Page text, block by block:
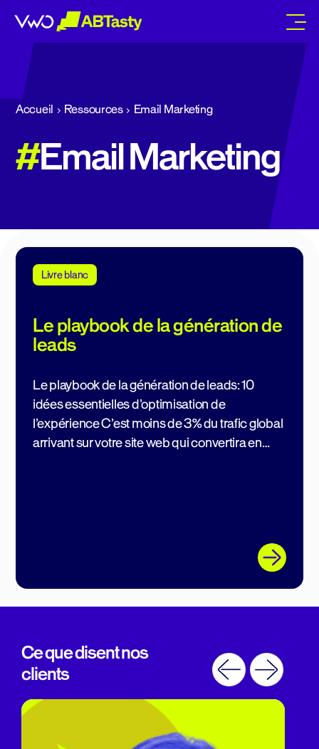
abtasty
Accueil Ressources Email Marketing
#Email Marketing
Livre blanc
Le playbook de la génération de
leads
Le playbook de la génération de leads: 10
idées essentielles d’optimisation de
l’expérience C’est moins de 3% du trafic global
arrivant sur votre site web qui convertira en
Ce que disent nos
clients